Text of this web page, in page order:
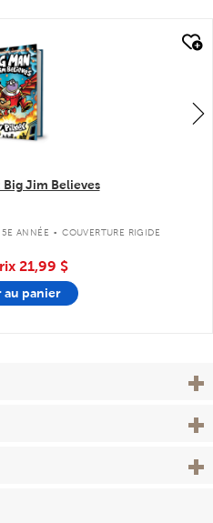
Big Jim Believes
ANNÉE . COUVERTURE RIGIDE
21,99 $
au panier
View